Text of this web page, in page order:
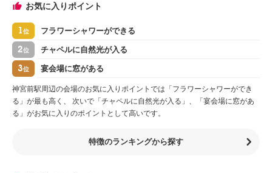
お気に入りポイント
1位 フラワーシャワーができる
2位 チャペルに自然光が入る
3位 宴会場に窓がある
神宮前駅周辺の会場のお気に入りポイントでは「フラワーシャワーができ
る」が最も高く、 次いで「チャペルに自然光が入る」、「宴会場に窓があ
る」がお気に入りのポイントとして高いです。
特徴のランキングから探す